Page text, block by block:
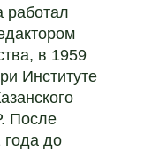
работал
в 1959
Институте
После
года до